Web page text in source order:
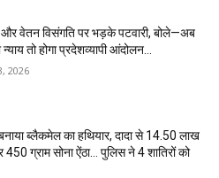
और वेतन विसंगति पर भड़के पटवारी, बोले—अब
न्याय तो होगा प्रदेशव्यापी आंदोलन…
2026
बनाया ब्लैकमेल का हथियार, दादा से 14.50 लाख
ग्राम सोना ऐंठा… पुलिस ने 4 शातिरों को